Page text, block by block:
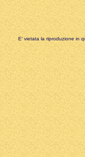
E' vietata la riproduzione in